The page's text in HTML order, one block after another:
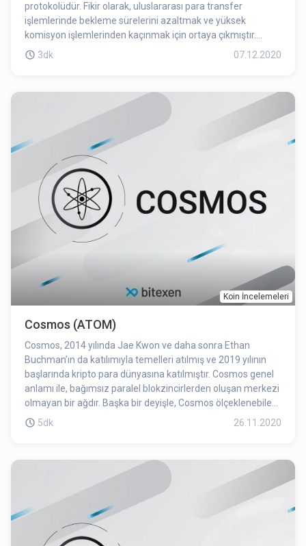
protokolüdür. Fikir olarak, uluslararası para transfer
işlemlerinde bekleme sürelerini azaltmak ve yüksek
komisyon işlemlerinden kaçınmak için ortaya çıkmıştır.
Ripple, günümüzdeki en büyük rakipleri olan Western Union,
gerçekleştirebilir. Ayrıca kullandığı blokzincir tabanlı altyapısı
sayesinde kullanıcıların işlemlerini güvence altında tutar.
3dk 07.12.2020
Koin İncelemeleri
Cosmos (ATOM)
Cosmos, 2014 yılında Jae Kwon ve daha sonra Ethan
Buchman’ın da katılımıyla temelleri atılmış ve 2019 yılının
başlarında kripto para dünyasına katılmıştır. Cosmos genel
anlamı ile, bağımsız paralel blokzincirlerden oluşan merkezi
olmayan bir ağdır. Başka bir deyişle, Cosmos ölçeklenebilen
ve birbirleriyle birlikte çalışabilen bir blokzincir ekosistemidir.
kuramamaktadır. Cosmos’un amacı da blokzincirlerin
birlikte çalışabilirliğini kanıtlamak, birbirleri arasında iletişim
kurabilmesini ve veri transferi yapabilmesini sağlamaktır.
Cosmos projesi bu bağlamda kendisini blokzincirlerin ortak
ağı olarak tanımlamaktadır.
5dk 26.11.2020